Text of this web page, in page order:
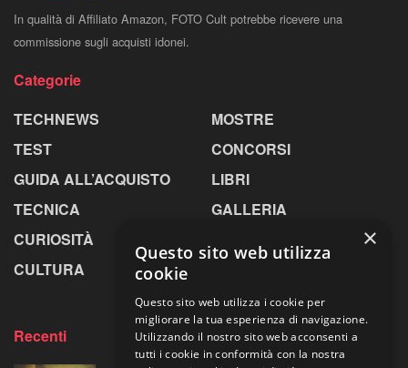
In qualità di Affiliato Amazon, FOTO Cult potrebbe ricevere una
commissione sugli acquisti idonei.
Categorie
TECHNEWS
TEST
GUIDA ALL’ACQUISTO
TECNICA
CURIOSITÀ
CULTURA
MOSTRE
CONCORSI
LIBRI
GALLERIA
Recenti
×
Questo sito web utilizza
cookie
Questo sito web utilizza i cookie per
migliorare la tua esperienza di navigazione.
Utilizzando il nostro sito web acconsenti a
tutti i cookie in conformità con la nostra